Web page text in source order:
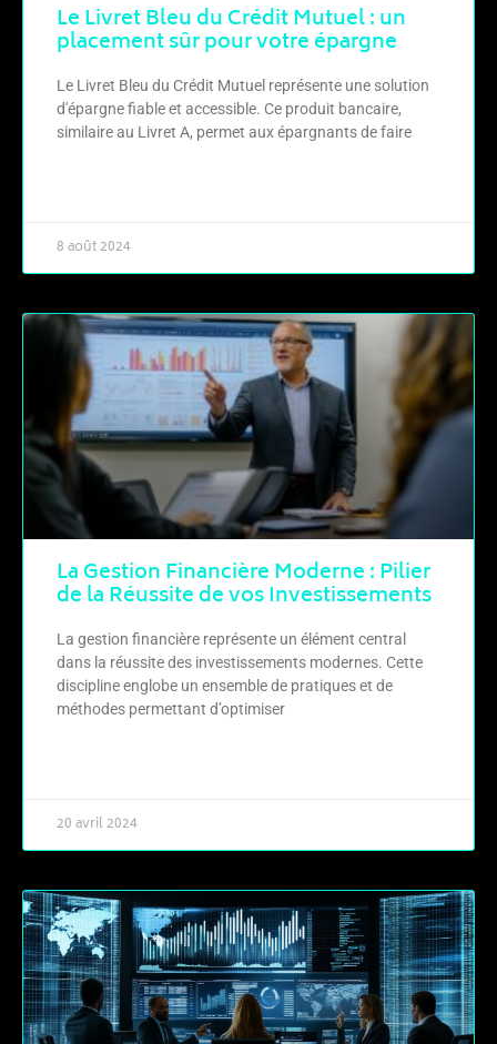
Le Livret Bleu du Crédit Mutuel : un
placement sûr pour votre épargne
Le Livret Bleu du Crédit Mutuel représente une solution
d'épargne fiable et accessible. Ce produit bancaire,
similaire au Livret A, permet aux épargnants de faire
8 août 2024
La Gestion Financière Moderne : Pilier
de la Réussite de vos Investissements
La gestion financière représente un élément central
dans la réussite des investissements modernes. Cette
discipline englobe un ensemble de pratiques et de
méthodes permettant d’optimiser
20 avril 2024